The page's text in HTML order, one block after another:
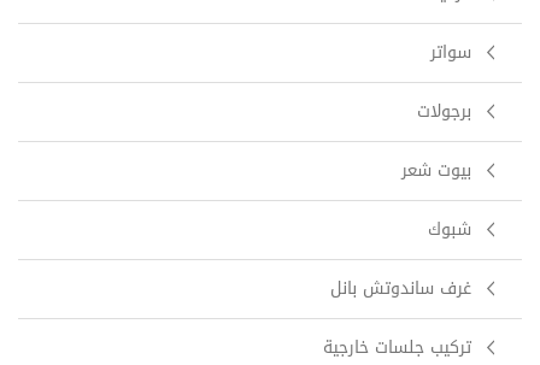
سواتر
برجولات
بيوت شعر
شبوك
غرف ساندوتش بانل
تركيب جلسات خارجية